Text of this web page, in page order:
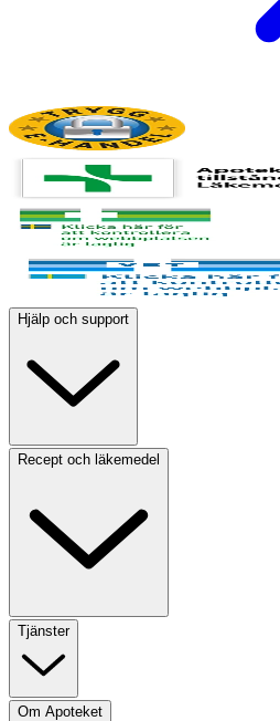
Hjälp och support
Recept och läkemedel
Tjänster
Om Apoteket